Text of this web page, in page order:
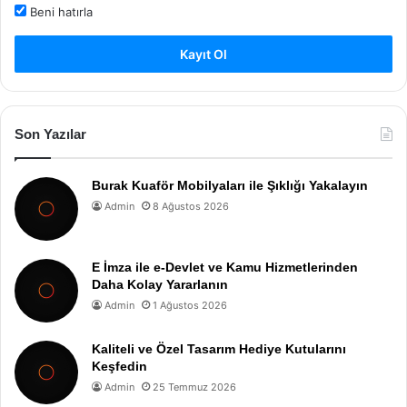
Beni hatırla
Kayıt Ol
Son Yazılar
Burak Kuaför Mobilyaları ile Şıklığı Yakalayın
Admin 8 Ağustos 2026
E İmza ile e-Devlet ve Kamu Hizmetlerinden
Daha Kolay Yararlanın
Admin 1 Ağustos 2026
Kaliteli ve Özel Tasarım Hediye Kutularını
Keşfedin
Admin 25 Temmuz 2026